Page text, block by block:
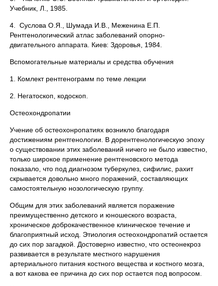
Учебник, Л., 1985.
4. Суслова О.Я., Шумада И.В., Меженина Е.П.
Рентгенологический атлас заболеваний опорно-
двигательного аппарата. Киев: Здоровья, 1984.
Вспомогательные материалы и средства обучения
1. Комлект рентгенограмм по теме лекции
2. Негатоскоп, кодоскоп.
Остеохондропатии
Учение об остеохонропатиях возникло благодаря
достижениям рентгенологии. В дорентгенологическую эпоху
о существовании этих заболеваний ничего не было известно,
только широкое применение рентгеновского метода
показало, что под диагнозом туберкулез, сифилис, рахит
скрывается довольно много поражений, составляющих
самостоятельную нозологическую группу.
Общим для этих заболеваний является поражение
преимущественно детского и юношеского возраста,
хроническое доброкачественное клиническое течение и
благоприятный исход. Этиология остеохондропатий остается
до сих пор загадкой. Достоверно известно, что остеонекроз
развивается в результате местного нарушения
артериального питания костного вещества и костного мозга,
а вот какова ее причина до сих пор остается под вопросом.